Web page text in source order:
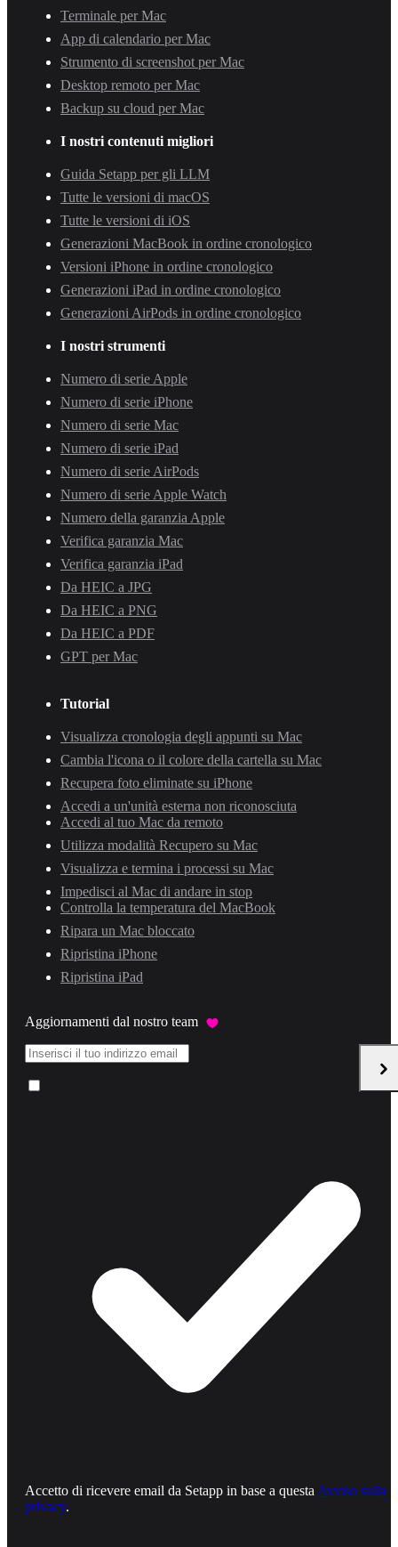
Terminale per Mac
App di calendario per Mac
Strumento di screenshot per Mac
Desktop remoto per Mac
Backup su cloud per Mac
I nostri contenuti migliori
Guida Setapp per gli LLM
Tutte le versioni di macOS
Tutte le versioni di iOS
Generazioni MacBook in ordine cronologico
Versioni iPhone in ordine cronologico
Generazioni iPad in ordine cronologico
Generazioni AirPods in ordine cronologico
I nostri strumenti
Numero di serie Apple
Numero di serie iPhone
Numero di serie Mac
Numero di serie iPad
Numero di serie AirPods
Numero di serie Apple Watch
Numero della garanzia Apple
Verifica garanzia Mac
Verifica garanzia iPad
Da HEIC a JPG
Da HEIC a PNG
Da HEIC a PDF
GPT per Mac
Tutorial
Visualizza cronologia degli appunti su Mac
Cambia l'icona o il colore della cartella su Mac
Recupera foto eliminate su iPhone
Accedi a un'unità esterna non riconosciuta
Accedi al tuo Mac da remoto
Utilizza modalità Recupero su Mac
Visualizza e termina i processi su Mac
Impedisci al Mac di andare in stop
Controlla la temperatura del MacBook
Ripara un Mac bloccato
Ripristina iPhone
Ripristina iPad
Aggiornamenti dal nostro team
Accetto di ricevere email da Setapp in base a questa Avviso sulla
privacy.